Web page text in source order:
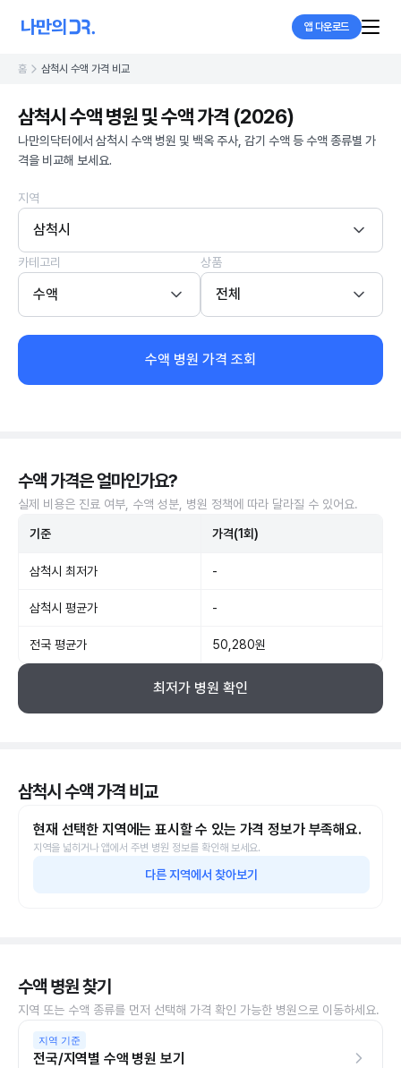
앱 다운로드
홈 삼척시 수액 가격 비교
삼척시 수액 병원 및 수액 가격 (2026)
나만의닥터에서 삼척시 수액 병원 및 백옥 주사, 감기 수액 등 수액 종류별 가
격을 비교해 보세요.
지역
삼척시
카테고리
수액
상품
전체
수액 병원 가격 조회
수액 가격은 얼마인가요?
실제 비용은 진료 여부, 수액 성분, 병원 정책에 따라 달라질 수 있어요.
기준 가격(1회)
삼척시 최저가 -
삼척시 평균가 -
전국 평균가 50,280원
최저가 병원 확인
삼척시 수액 가격 비교
현재 선택한 지역에는 표시할 수 있는 가격 정보가 부족해요.
지역을 넓히거나 앱에서 주변 병원 정보를 확인해 보세요.
다른 지역에서 찾아보기
수액 병원 찾기
지역 또는 수액 종류를 먼저 선택해 가격 확인 가능한 병원으로 이동하세요.
지역 기준
전국/지역별 수액 병원 보기